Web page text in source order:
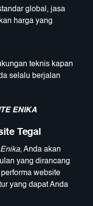
global, jasa
harga yang
teknis kapan
selalu berjalan
ENIKA
Tegal
, Anda akan
yang dirancang
website
yang dapat Anda